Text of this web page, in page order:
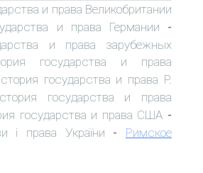
и права Великобритании
и права Германии -
и права зарубежных
государства и права
государства и права Р.
государства и права
государства и права США -
і права України - Римское